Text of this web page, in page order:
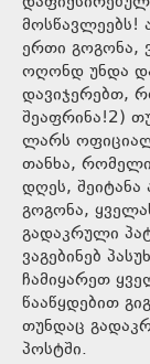
მოსწავლეებს!
ერთი გოგონა,
ოღონდ უნდა
დავიჯერებთ,
შეაფრინა!2)
ლარს
თანხა,
დღეს, შეიტანა
გოგონა,
გადაკრული
ვაგებინებ
ჩამიყარეთ
წააწყდებით
თუნდაც
პოსტში.